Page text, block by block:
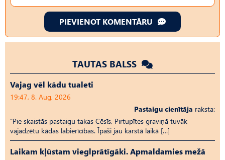
PIEVIENOT KOMENTĀRU
TAUTAS BALSS
Vajag vēl kādu tualeti
19:47, 8. Aug, 2026
Pastaigu cienītāja raksta:
“Pie skaistās pastaigu takas Cēsīs, Pirtupītes graviņā tuvāk
vajadzētu kādas labierīcības. Īpaši jau karstā laikā […]
Laikam kļūstam vieglprātīgāki. Apmaldamies mežā